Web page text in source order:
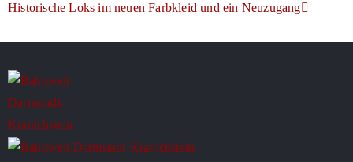
Historische Loks im neuen Farbkleid und ein Neuzugang